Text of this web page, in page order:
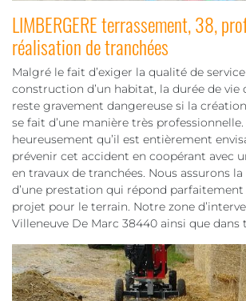
LIMBERGERE terrassement, 38,
réalisation de tranchées
Malgré le fait d’exiger la qualité de
construction d’un habitat, la durée de vie
reste gravement dangereuse si la
se fait d’une manière très
heureusement qu’il est entièrement
prévenir cet accident en coopérant avec
en travaux de tranchées. Nous assurons
d’une prestation qui répond
projet pour le terrain. Notre zone
Villeneuve De Marc 38440 ainsi que dans